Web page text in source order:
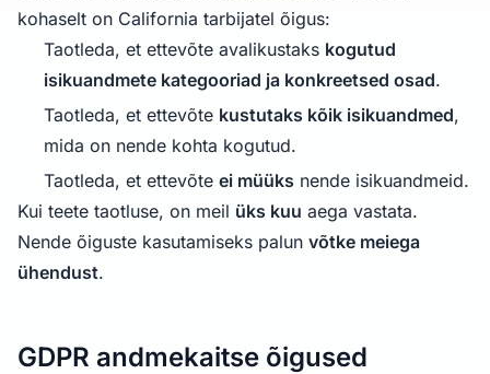
kohaselt on California tarbijatel õigus:
Taotleda, et ettevõte avalikustaks kogutud
isikuandmete kategooriad ja konkreetsed osad.
Taotleda, et ettevõte kustutaks kõik isikuandmed,
mida on nende kohta kogutud.
Taotleda, et ettevõte ei müüks nende isikuandmeid.
Kui teete taotluse, on meil üks kuu aega vastata.
Nende õiguste kasutamiseks palun võtke meiega
ühendust.
GDPR andmekaitse õigused